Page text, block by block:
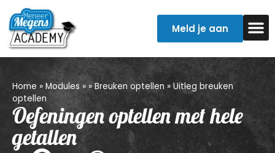
Meld je aan
Home » Modules » »Breuken optellen » Uitleg breuken
optellen
Oefeningen optellen met hele
getallen